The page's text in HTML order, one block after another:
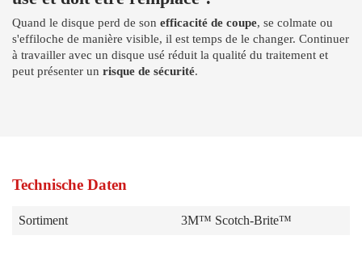
Quand le disque perd de son efficacité de coupe, se colmate ou
s'effiloche de manière visible, il est temps de le changer. Continuer
à travailler avec un disque usé réduit la qualité du traitement et
peut présenter un risque de sécurité.
Technische Daten
Sortiment 3M™ Scotch-Brite™